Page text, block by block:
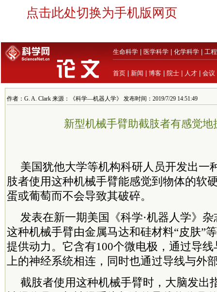
点击此处切换为手机版网页
生命科学 医学科学 化学科学 工
首页 新闻 博客 院士 人才 会议
作者：G. A. Clark 来源：《科学—机器人学》 发布时间：2019/7/29 14:51:49
新型机械手臂助截肢者有感觉地
美国犹他大学等机构科研人员开发出一
肢者使用这种机械手臂能感觉到物体的软
蛋或葡萄而不会导致其破碎。
发表在新一期美国《科学·机器人学》
这种机械手臂由金属马达和硅材料“皮肤”
提供动力。它含有100个微电极，通过导
上的神经系统相连，同时也通过导线与外
截肢者使用这种机械手臂时，大脑发出